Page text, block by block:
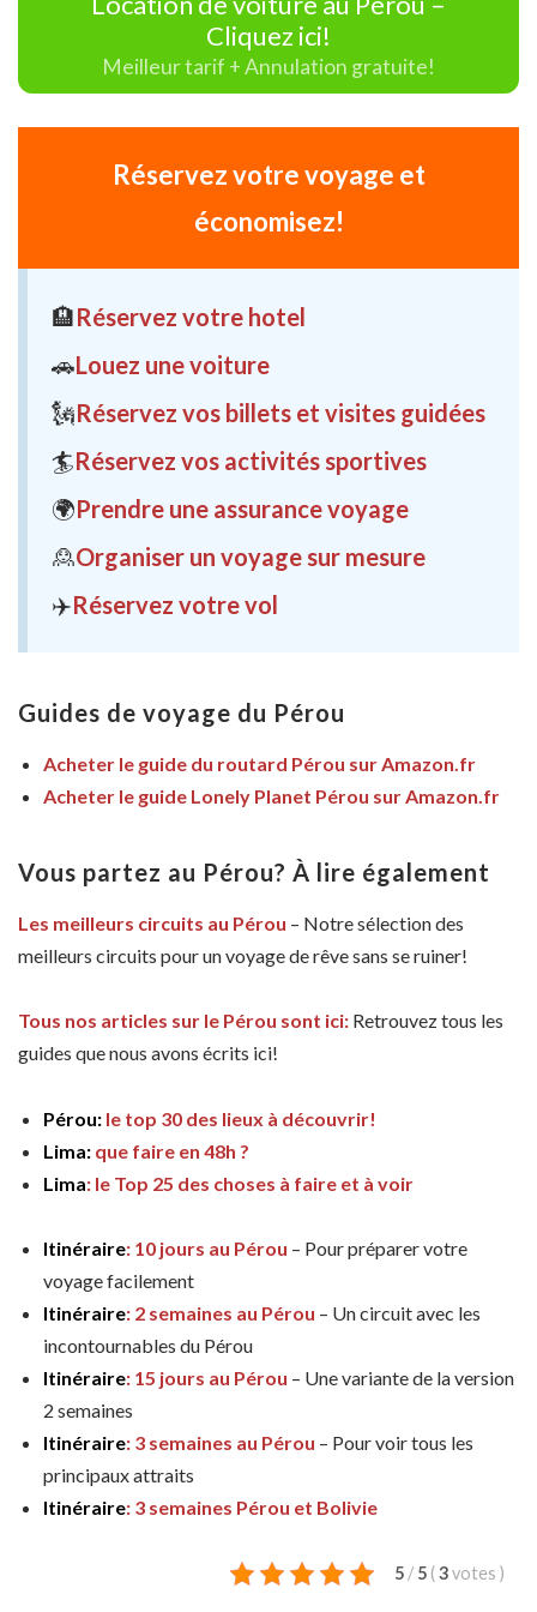
Cliquez ici!
Meilleur tarif + Annulation gratuite!
Réservez votre voyage et
économisez!
🏨Réservez votre hotel
🚗Louez une voiture
🗽Réservez vos billets et visites guidées
🏄Réservez vos activités sportives
🌍Prendre une assurance voyage
🙎Organiser un voyage sur mesure
✈️Réservez votre vol
Guides de voyage du Pérou
Acheter le guide du routard Pérou sur Amazon.fr
Acheter le guide Lonely Planet Pérou sur Amazon.fr
Vous partez au Pérou? À lire également
Les meilleurs circuits au Pérou – Notre sélection des
meilleurs circuits pour un voyage de rêve sans se ruiner!
Tous nos articles sur le Pérou sont ici: Retrouvez tous les
guides que nous avons écrits ici!
Pérou: le top 30 des lieux à découvrir!
Lima: que faire en 48h ?
Lima: le Top 25 des choses à faire et à voir
Itinéraire: 10 jours au Pérou – Pour préparer votre
voyage facilement
Itinéraire: 2 semaines au Pérou – Un circuit avec les
incontournables du Pérou
Itinéraire: 15 jours au Pérou – Une variante de la version
2 semaines
Itinéraire: 3 semaines au Pérou – Pour voir tous les
principaux attraits
Itinéraire: 3 semaines Pérou et Bolivie
5 / 5 (3votes )